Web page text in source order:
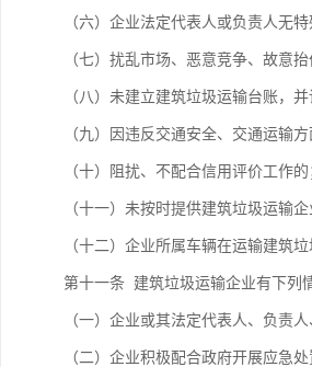
（六）企业法定代表人或负责人无特
（七）扰乱市场、恶意竞争、故意抬
（八）未建立建筑垃圾运输台账，并
（九）因违反交通安全、交通运输方
（十）阻扰、不配合信用评价工作的
（十一）未按时提供建筑垃圾运输企
（十二）企业所属车辆在运输建筑垃
第十一条 建筑垃圾运输企业有下列情
（一）企业或其法定代表人、负责人
（二）企业积极配合政府开展应急处